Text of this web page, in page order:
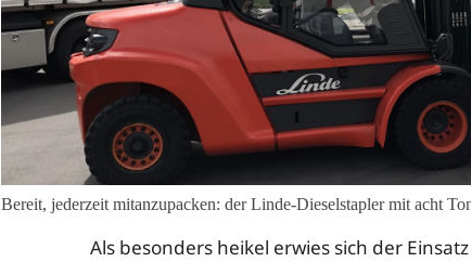
Bereit, jederzeit mitanzupacken: der Linde-Dieselstapler mit acht
Als besonders heikel erwies sich der